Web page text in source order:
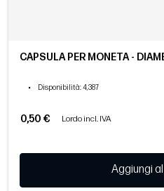
CAPSULA PER MONETA -
• Disponibilità: 4,387
0,50 € Lordo incl. IVA
Aggiungi